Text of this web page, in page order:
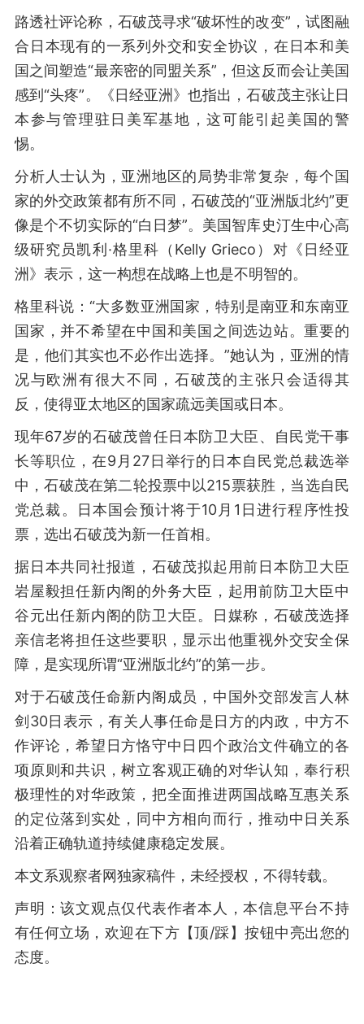
路透社评论称，石破茂寻求“破坏性的改变”，试图融
合日本现有的一系列外交和安全协议，在日本和美
国之间塑造“最亲密的同盟关系”，但这反而会让美国
感到“头疼”。《日经亚洲》也指出，石破茂主张让日
本参与管理驻日美军基地，这可能引起美国的警
惕。
分析人士认为，亚洲地区的局势非常复杂，每个国
家的外交政策都有所不同，石破茂的“亚洲版北约”更
像是个不切实际的“白日梦”。美国智库史汀生中心高
级研究员凯利·格里科（Kelly Grieco）对《日经亚
洲》表示，这一构想在战略上也是不明智的。
格里科说：“大多数亚洲国家，特别是南亚和东南亚
国家，并不希望在中国和美国之间选边站。重要的
是，他们其实也不必作出选择。”她认为，亚洲的情
况与欧洲有很大不同，石破茂的主张只会适得其
反，使得亚太地区的国家疏远美国或日本。
现年67岁的石破茂曾任日本防卫大臣、自民党干事
长等职位，在9月27日举行的日本自民党总裁选举
中，石破茂在第二轮投票中以215票获胜，当选自民
党总裁。日本国会预计将于10月1日进行程序性投
票，选出石破茂为新一任首相。
据日本共同社报道，石破茂拟起用前日本防卫大臣
岩屋毅担任新内阁的外务大臣，起用前防卫大臣中
谷元出任新内阁的防卫大臣。日媒称，石破茂选择
亲信老将担任这些要职，显示出他重视外交安全保
障，是实现所谓“亚洲版北约”的第一步。
对于石破茂任命新内阁成员，中国外交部发言人林
剑30日表示，有关人事任命是日方的内政，中方不
作评论，希望日方恪守中日四个政治文件确立的各
项原则和共识，树立客观正确的对华认知，奉行积
极理性的对华政策，把全面推进两国战略互惠关系
的定位落到实处，同中方相向而行，推动中日关系
沿着正确轨道持续健康稳定发展。
本文系观察者网独家稿件，未经授权，不得转载。
声明：该文观点仅代表作者本人，本信息平台不持
有任何立场，欢迎在下方【顶/踩】按钮中亮出您的
态度。